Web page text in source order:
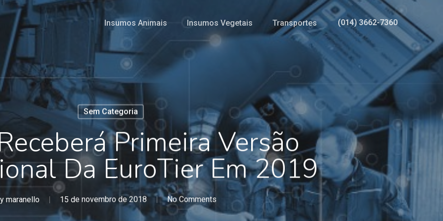
Insumos Animais Insumos Vegetais Transportes (014) 3662-7360
Sem Categoria
Primeira Versão
Da EuroTier Em 2019
maranello 15 de novembro de 2018 No Comments